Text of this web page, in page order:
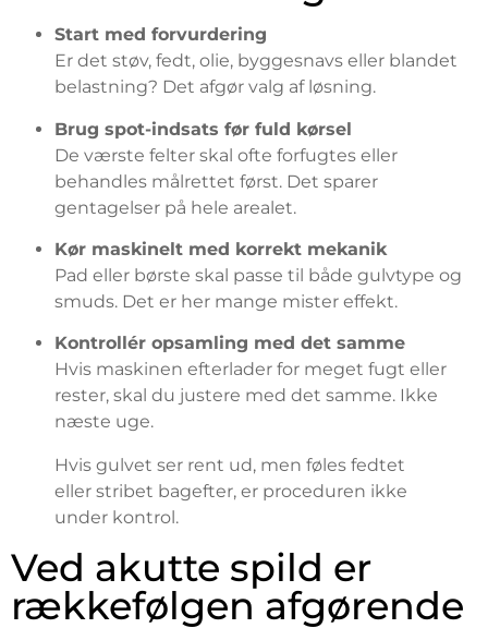
Start med forvurdering
Er det støv, fedt, olie, byggesnavs eller blandet
belastning? Det afgør valg af løsning.
Brug spot-indsats før fuld kørsel
De værste felter skal ofte forfugtes eller
behandles målrettet først. Det sparer
gentagelser på hele arealet.
Kør maskinelt med korrekt mekanik
Pad eller børste skal passe til både gulvtype og
smuds. Det er her mange mister effekt.
Kontrollér opsamling med det samme
Hvis maskinen efterlader for meget fugt eller
rester, skal du justere med det samme. Ikke
næste uge.
Hvis gulvet ser rent ud, men føles fedtet
eller stribet bagefter, er proceduren ikke
under kontrol.
Ved akutte spild er
rækkefølgen afgørende